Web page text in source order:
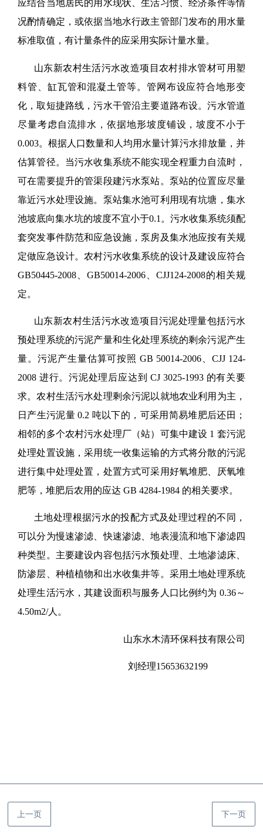
应结合当地居民的用水现状、生活习惯、经济条件等情
况酌情确定，或依据当地水行政主管部门发布的用水量
标准取值，有计量条件的应采用实际计量水量。
山东新农村生活污水改造项目农村排水管材可用塑
料管、缸瓦管和混凝土管等。管网布设应符合地形变
化，取短捷路线，污水干管沿主要道路布设。污水管道
尽量考虑自流排水，依据地形坡度铺设，坡度不小于
0.003。根据人口数量和人均用水量计算污水排放量，并
估算管径。当污水收集系统不能实现全程重力自流时，
可在需要提升的管渠段建污水泵站。泵站的位置应尽量
靠近污水处理设施。泵站集水池可利用现有坑塘，集水
池坡底向集水坑的坡度不宜小于0.1。污水收集系统须配
套突发事件防范和应急设施，泵房及集水池应按有关规
定做应急设计。农村污水收集系统的设计及建设应符合
GB50445-2008、GB50014-2006、CJJ124-2008的相关规
定。
山东新农村生活污水改造项目污泥处理量包括污水
预处理系统的污泥产量和生化处理系统的剩余污泥产生
量。污泥产生量估算可按照 GB 50014-2006、CJJ 124-
2008 进行。污泥处理后应达到 CJ 3025-1993 的有关要
求。农村生活污水处理剩余污泥以就地农业利用为主，
日产生污泥量 0.2 吨以下的，可采用简易堆肥后还田；
相邻的多个农村污水处理厂（站）可集中建设 1 套污泥
处理处置设施，采用统一收集运输的方式将分散的污泥
进行集中处理处置，处置方式可采用好氧堆肥、厌氧堆
肥等，堆肥后农用的应达 GB 4284-1984 的相关要求。
土地处理根据污水的投配方式及处理过程的不同，
可以分为慢速渗滤、快速渗滤、地表漫流和地下渗滤四
种类型。主要建设内容包括污水预处理、土地渗滤床、
防渗层、种植植物和出水收集井等。采用土地处理系统
处理生活污水，其建设面积与服务人口比例约为 0.36～
4.50m2/人。
山东水木清环保科技有限公司
刘经理15653632199
上一页 下一页